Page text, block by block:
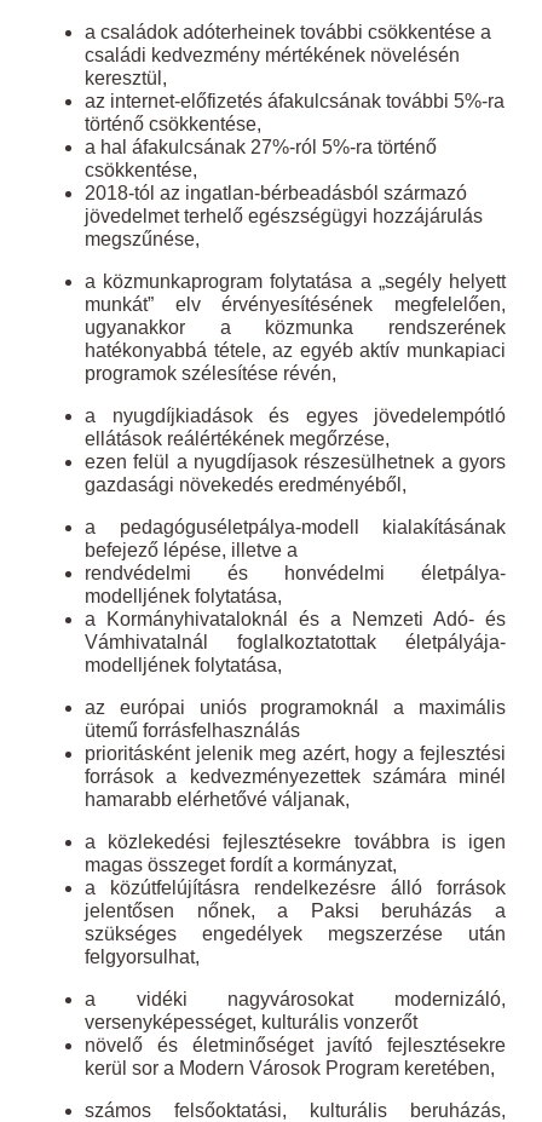
a családok adóterheinek további csökkentése a
családi kedvezmény mértékének növelésén
keresztül,
az internet-előfizetés áfakulcsának további 5%-ra
történő csökkentése,
a hal áfakulcsának 27%-ról 5%-ra történő
csökkentése,
2018-tól az ingatlan-bérbeadásból származó
jövedelmet terhelő egészségügyi hozzájárulás
megszűnése,
a közmunkaprogram folytatása a „segély helyett
munkát” elv érvényesítésének megfelelően,
ugyanakkor a közmunka rendszerének
hatékonyabbá tétele, az egyéb aktív munkapiaci
programok szélesítése révén,
a nyugdíjkiadások és egyes jövedelempótló
ellátások reálértékének megőrzése,
ezen felül a nyugdíjasok részesülhetnek a gyors
gazdasági növekedés eredményéből,
a pedagóguséletpálya-modell kialakításának
befejező lépése, illetve a
rendvédelmi és honvédelmi életpálya-
modelljének folytatása,
a Kormányhivataloknál és a Nemzeti Adó- és
Vámhivatalnál foglalkoztatottak életpályája-
modelljének folytatása,
az európai uniós programoknál a maximális
ütemű forrásfelhasználás
prioritásként jelenik meg azért, hogy a fejlesztési
források a kedvezményezettek számára minél
hamarabb elérhetővé váljanak,
a közlekedési fejlesztésekre továbbra is igen
magas összeget fordít a kormányzat,
a közútfelújításra rendelkezésre álló források
jelentősen nőnek, a Paksi beruházás a
szükséges engedélyek megszerzése után
felgyorsulhat,
a vidéki nagyvárosokat modernizáló,
versenyképességet, kulturális vonzerőt
növelő és életminőséget javító fejlesztésekre
kerül sor a Modern Városok Program keretében,
számos felsőoktatási, kulturális beruházás,